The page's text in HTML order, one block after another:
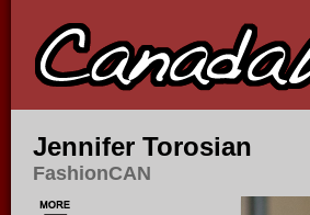
Jennifer Torosian
FashionCAN